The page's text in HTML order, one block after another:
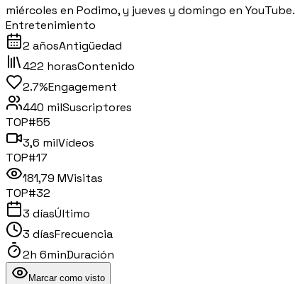
miércoles en Podimo, y jueves y domingo en YouTube.
Entretenimiento
2 añosAntigüedad
422 horasContenido
2.7%Engagement
440 milSuscriptores
TOP#55
3,6 milVídeos
TOP#17
181,79 MVisitas
TOP#32
3 díasÚltimo
3 díasFrecuencia
2h 6minDuración
Marcar como visto